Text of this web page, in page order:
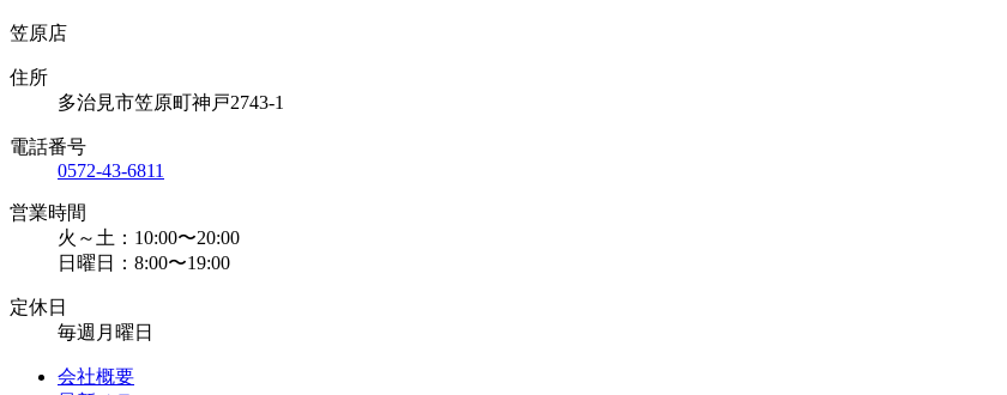
笠原店
住所
多治見市笠原町神戸2743-1
電話番号
0572-43-6811
営業時間
火～土：10:00〜20:00
日曜日：8:00〜19:00
定休日
毎週月曜日
会社概要